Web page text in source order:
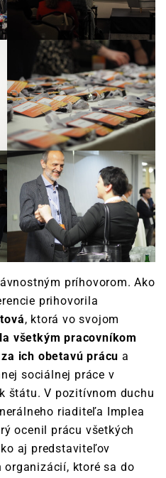
príhovorom. Ako
prihovorila
, ktorá vo svojom
všetkým pracovníkom
ich obetavú prácu a
sociálnej práce v
štátu. V pozitívnom duchu
riaditeľa Implea
ocenil prácu všetkých
aj predstaviteľov
organizácií, ktoré sa do